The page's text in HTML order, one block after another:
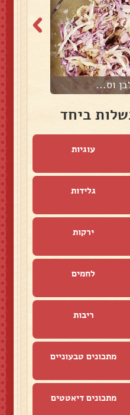
וס...
ביחד
עוגיות
גלידות
ירקות
לחמים
ריבות
מתכונים טבעוניים
מתכונים דיאטטים